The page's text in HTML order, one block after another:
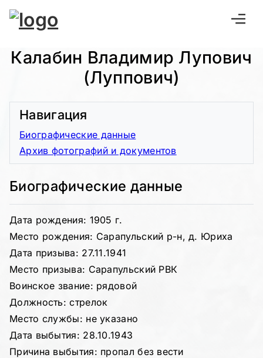
Калабин Владимир Лупович
(Луппович)
Биографические данные
Дата рождения: 1905 г.
Место рождения: Сарапульский р-н, д. Юриха
Дата призыва: 27.11.1941
Место призыва: Сарапульский РВК
Воинское звание: рядовой
Должность: стрелок
Место службы: не указано
Дата выбытия: 28.10.1943
Причина выбытия: пропал без вести
Навигация
Биографические данные
Архив фотографий и документов